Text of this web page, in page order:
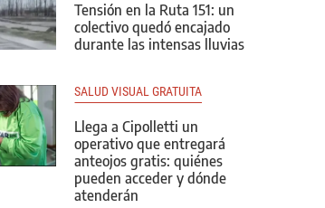
Tensión en la Ruta 151: un
colectivo quedó encajado
durante las intensas lluvias
SALUD VISUAL GRATUITA
Llega a Cipolletti un
operativo que entregará
anteojos gratis: quiénes
pueden acceder y dónde
atenderán